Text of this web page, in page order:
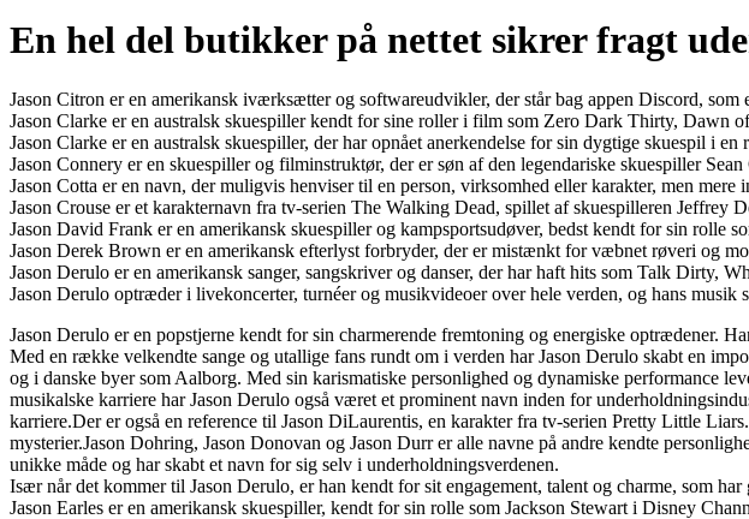
En hel del butikker på nettet sikrer fragt
Jason Citron er en amerikansk iværksætter og softwareudvikler, der står bag appen Discord,
Jason Clarke er en australsk skuespiller kendt for sine roller i film som Zero Dark Thirty, Dawn
Jason Clarke er en australsk skuespiller, der har opnået anerkendelse for sin dygtige skuespil i
Jason Connery er en skuespiller og filminstruktør, der er søn af den legendariske skuespiller Sean
Jason Cotta er en navn, der muligvis henviser til en person, virksomhed eller karakter, men
Jason Crouse er et karakternavn fra tv-serien The Walking Dead, spillet af skuespilleren Jeffrey
Jason David Frank er en amerikansk skuespiller og kampsportsudøver, bedst kendt for sin rolle
Jason Derek Brown er en amerikansk efterlyst forbryder, der er mistænkt for væbnet røveri og
Jason Derulo er en amerikansk sanger, sangskriver og danser, der har haft hits som Talk Dirty,
Jason Derulo optræder i livekoncerter, turnéer og musikvideoer over hele verden, og hans
Jason Derulo er en popstjerne kendt for sin charmerende fremtoning og energiske optrædener.
Med en række velkendte sange og utallige fans rundt om i verden har Jason Derulo skabt en
og i danske byer som Aalborg. Med sin karismatiske personlighed og dynamiske performance
musikalske karriere har Jason Derulo også været et prominent navn inden for
karriere.Der er også en reference til Jason DiLaurentis, en karakter fra tv-serien Pretty Little
mysterier.Jason Dohring, Jason Donovan og Jason Durr er alle navne på andre kendte
unikke måde og har skabt et navn for sig selv i underholdningsverdenen.
Især når det kommer til Jason Derulo, er han kendt for sit engagement, talent og charme, som
Jason Earles er en amerikansk skuespiller, kendt for sin rolle som Jackson Stewart i Disney